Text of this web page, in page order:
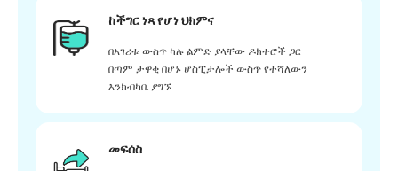
ከችግር ነጻ የሆነ ህክምና
በአገሪቱ ውስጥ ካሉ ልምድ ያላቸው ዶክተሮች ጋር
በጣም ታዋቂ በሆኑ ሆስፒታሎች ውስጥ የተሻለውን
እንክብካቤ ያግኙ
መፍሰስ